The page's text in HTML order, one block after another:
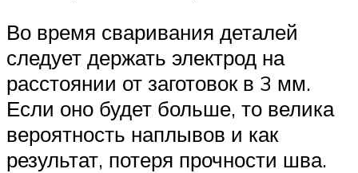
Во время сваривания деталей
следует держать электрод на
расстоянии от заготовок в 3 мм.
Если оно будет больше, то велика
вероятность наплывов и как
результат, потеря прочности шва.